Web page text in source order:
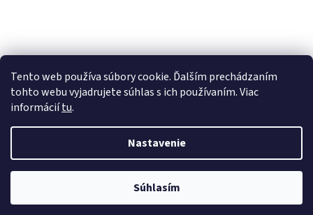
Tento web používa súbory cookie. Ďalším prechádzaním
tohto webu vyjadrujete súhlas s ich používaním. Viac
informáciítu.
Nastavenie
Súhlasím
Vytvoril Shoptet
memerch.sk. Všetky práva vyhradené.